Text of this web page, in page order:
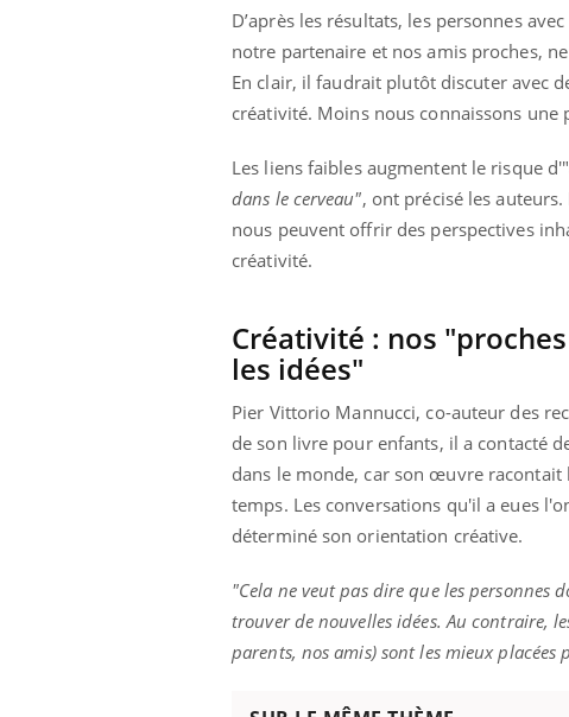
D’après les résultats, les personnes
notre partenaire et nos amis proches,
En clair, il faudrait plutôt discuter avec
créativité. Moins nous connaissons une
Les liens faibles augmentent le risque
dans le cerveau", ont précisé les
nous peuvent offrir des perspectives
créativité.
Créativité : nos
les idées"
Pier Vittorio Mannucci, co-auteur des
de son livre pour enfants, il a contacté
dans le monde, car son œuvre racontait
temps. Les conversations qu'il a eues
déterminé son orientation créative.
"Cela ne veut pas dire que les personnes
trouver de nouvelles idées. Au contraire,
parents, nos amis) sont les mieux